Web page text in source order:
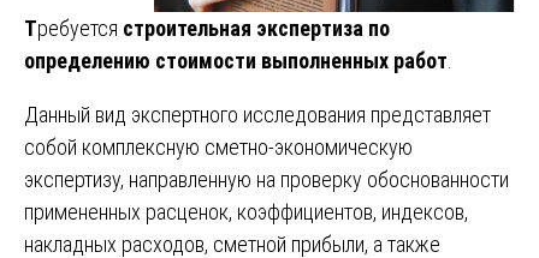
Требуется строительная экспертиза по
определению стоимости выполненных работ
Данный вид экспертного исследования представляет
собой комплексную сметно-экономическую
экспертизу, направленную на проверку обоснованности
примененных расценок, коэффициентов, индексов,
накладных расходов, сметной прибыли, а также